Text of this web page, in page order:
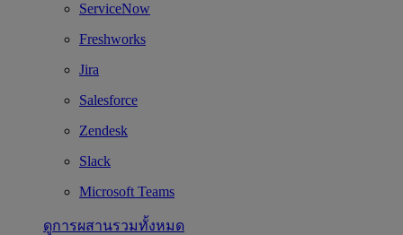
ServiceNow
Freshworks
Jira
Salesforce
Zendesk
Slack
Microsoft Teams
ดูการผสานรวมทั้งหมด